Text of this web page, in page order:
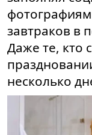
завтраков в
Даже те, кто
несколько